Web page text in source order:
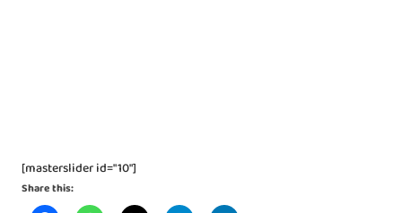
[masterslider id="10"]
Share this: